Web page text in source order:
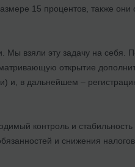
15 процентов, также они
Мы взяли эту задачу на себя.
открытие
и, в дальнейшем –
контроль и стабильность
и снижения